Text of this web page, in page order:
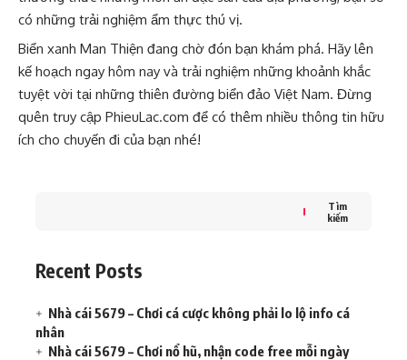
có những trải nghiệm ẩm thực thú vị.
Biển xanh Man Thiện đang chờ đón bạn khám phá. Hãy lên
kế hoạch ngay hôm nay và trải nghiệm những khoảnh khắc
tuyệt vời tại những thiên đường biển đảo Việt Nam. Đừng
quên truy cập PhieuLac.com để có thêm nhiều thông tin hữu
ích cho chuyến đi của bạn nhé!
Tìm
kiếm
Recent Posts
Nhà cái 5679 – Chơi cá cược không phải lo lộ info cá
nhân
Nhà cái 5679 – Chơi nổ hũ, nhận code free mỗi ngày